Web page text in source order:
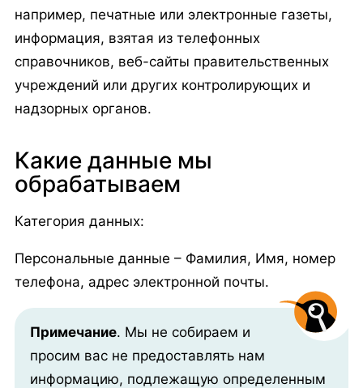
например, печатные или электронные газеты,
информация, взятая из телефонных
справочников, веб-сайты правительственных
учреждений или других контролирующих и
надзорных органов.
Какие данные мы
обрабатываем
Категория данных:
Персональные данные – Фамилия, Имя, номер
телефона, адрес электронной почты.
Примечание. Мы не собираем и
просим вас не предоставлять нам
информацию, подлежащую определенным